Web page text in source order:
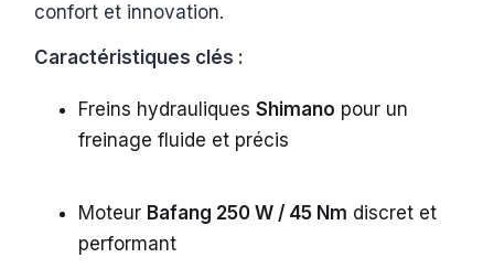
confort et innovation.
Caractéristiques clés :
Freins hydrauliquesShimano pour un
freinage fluide et précis
Moteur Bafang 250 W / 45 Nm discret et
performant